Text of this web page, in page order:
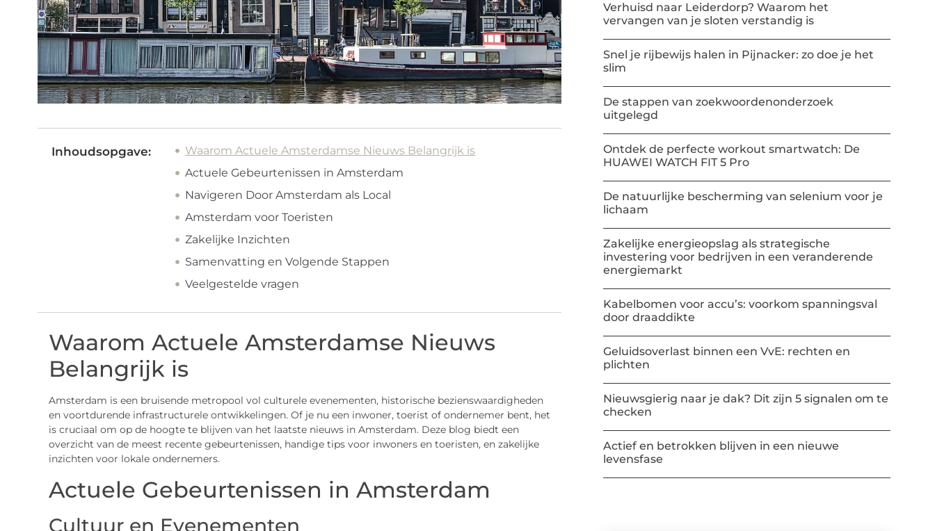
Inhoudsopgave:
Waarom Actuele Amsterdamse Nieuws Belangrijk is
Actuele Gebeurtenissen in Amsterdam
Navigeren Door Amsterdam als Local
Amsterdam voor Toeristen
Zakelijke Inzichten
Samenvatting en Volgende Stappen
Veelgestelde vragen
Waarom Actuele Amsterdamse Nieuws
Belangrijk is
Amsterdam is een bruisende metropool vol culturele evenementen, historische bezienswaardigheden
en voortdurende infrastructurele ontwikkelingen. Of je nu een inwoner, toerist of ondernemer bent, het
is cruciaal om op de hoogte te blijven van het laatste nieuws in Amsterdam. Deze blog biedt een
overzicht van de meest recente gebeurtenissen, handige tips voor inwoners en toeristen, en zakelijke
inzichten voor lokale ondernemers.
Actuele Gebeurtenissen in Amsterdam
Cultuur en Evenementen
Verhuisd naar Leiderdorp? Waarom het
vervangen van je sloten verstandig is
Snel je rijbewijs halen in Pijnacker: zo doe je het
slim
De stappen van zoekwoordenonderzoek
uitgelegd
Ontdek de perfecte workout smartwatch: De
HUAWEI WATCH FIT 5 Pro
De natuurlijke bescherming van selenium voor je
lichaam
Zakelijke energieopslag als strategische
investering voor bedrijven in een veranderende
energiemarkt
Kabelbomen voor accu’s: voorkom spanningsval
door draaddikte
Geluidsoverlast binnen een VvE: rechten en
plichten
Nieuwsgierig naar je dak? Dit zijn 5 signalen om te
checken
Actief en betrokken blijven in een nieuwe
levensfase